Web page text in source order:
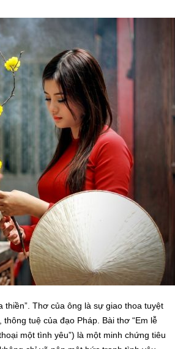
Thơ của ông là sự giao thoa tuyệt
tuệ của đạo Pháp. Bài thơ “Em lễ
một tình yêu”) là một minh chứng tiêu